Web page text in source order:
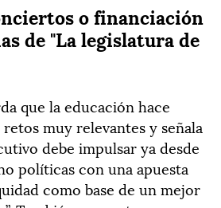
o financiación
de "La legislatura de
que la educación hace
muy relevantes y señala
debe impulsar ya desde
políticas con una apuesta
como base de un mejor